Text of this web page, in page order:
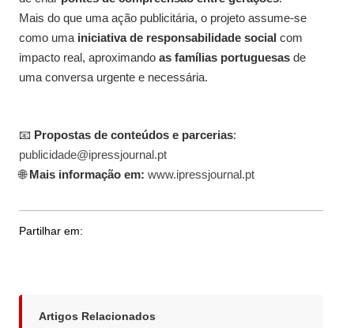
Mais do que uma ação publicitária, o projeto assume-se
como uma iniciativa de responsabilidade social com
impacto real, aproximando as famílias portuguesas de
uma conversa urgente e necessária.
📧 Propostas de conteúdos e parcerias:
publicidade@ipressjournal.pt
🌐Mais informação em: www.ipressjournal.pt
Partilhar em:
Artigos Relacionados